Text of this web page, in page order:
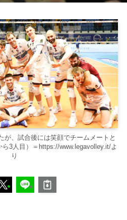
が、試合後には笑顔でチームメートと
3人目）＝https://www.legavolley.it/よ
り